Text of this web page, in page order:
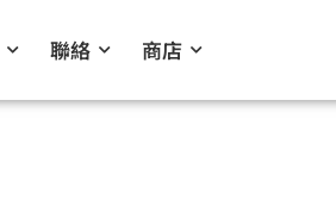
聯絡 商店